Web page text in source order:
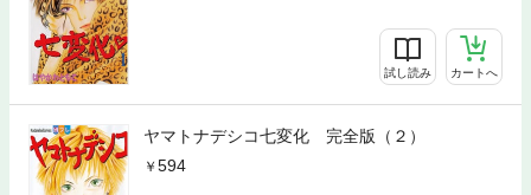
試し読み カートへ
ヤマトナデシコ七変化 完全版（２）
594